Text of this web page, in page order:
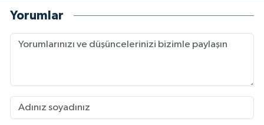
Yorumlar